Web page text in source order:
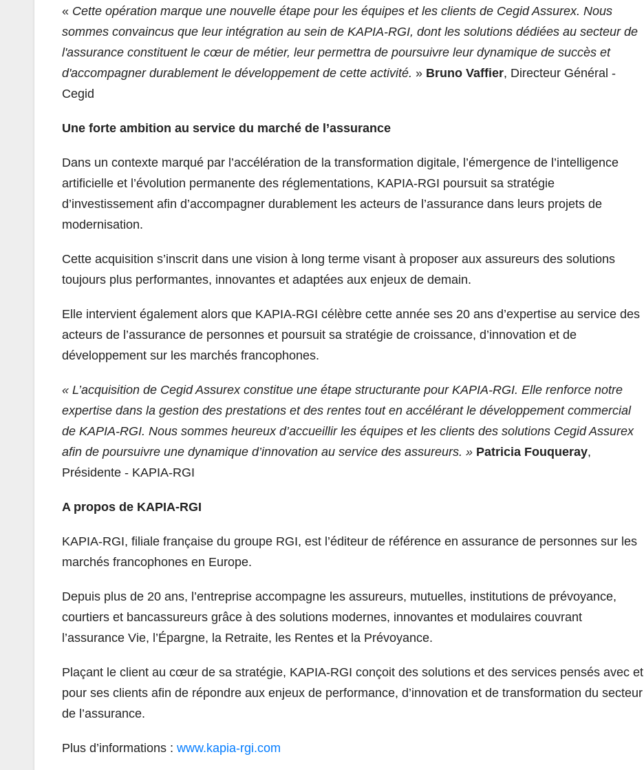
« Cette opération marque une nouvelle étape pour les équipes et les clients de Cegid Assurex. Nous
sommes convaincus que leur intégration au sein de KAPIA-RGI, dont les solutions dédiées au secteur de
l'assurance constituent le cœur de métier, leur permettra de poursuivre leur dynamique de succès et
d'accompagner durablement le développement de cette activité. » Bruno Vaffier, Directeur Général -
Cegid
Une forte ambition au service du marché de l’assurance
Dans un contexte marqué par l’accélération de la transformation digitale, l’émergence de l’intelligence
artificielle et l’évolution permanente des réglementations, KAPIA-RGI poursuit sa stratégie
d’investissement afin d’accompagner durablement les acteurs de l’assurance dans leurs projets de
modernisation.
Cette acquisition s’inscrit dans une vision à long terme visant à proposer aux assureurs des solutions
toujours plus performantes, innovantes et adaptées aux enjeux de demain.
Elle intervient également alors que KAPIA-RGI célèbre cette année ses 20 ans d’expertise au service des
acteurs de l’assurance de personnes et poursuit sa stratégie de croissance, d’innovation et de
développement sur les marchés francophones.
« L’acquisition de Cegid Assurex constitue une étape structurante pour KAPIA-RGI. Elle renforce notre
expertise dans la gestion des prestations et des rentes tout en accélérant le développement commercial
de KAPIA-RGI. Nous sommes heureux d’accueillir les équipes et les clients des solutions Cegid Assurex
afin de poursuivre une dynamique d’innovation au service des assureurs. » Patricia Fouqueray,
Présidente - KAPIA-RGI
A propos de KAPIA-RGI
KAPIA-RGI, filiale française du groupe RGI, est l’éditeur de référence en assurance de personnes sur les
marchés francophones en Europe.
Depuis plus de 20 ans, l’entreprise accompagne les assureurs, mutuelles, institutions de prévoyance,
courtiers et bancassureurs grâce à des solutions modernes, innovantes et modulaires couvrant
l’assurance Vie, l’Épargne, la Retraite, les Rentes et la Prévoyance.
Plaçant le client au cœur de sa stratégie, KAPIA-RGI conçoit des solutions et des services pensés avec et
pour ses clients afin de répondre aux enjeux de performance, d’innovation et de transformation du secteur
de l’assurance.
Plus d’informations : www.kapia-rgi.com